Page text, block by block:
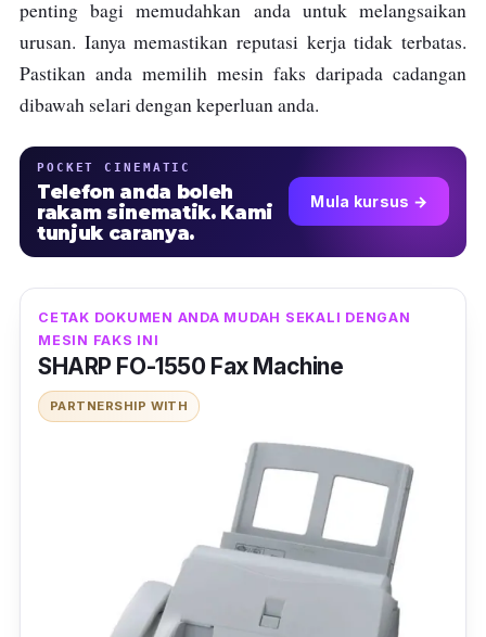
penting bagi memudahkan anda untuk melangsaikan
urusan. Ianya memastikan reputasi kerja tidak terbatas.
Pastikan anda memilih mesin faks daripada cadangan
dibawah selari dengan keperluan anda.
POCKET CINEMATIC
Telefon anda boleh
rakam sinematik. Kami
tunjuk caranya.
Mula kursus →
CETAK DOKUMEN ANDA MUDAH SEKALI DENGAN
MESIN FAKS INI
SHARP FO-1550 Fax Machine
PARTNERSHIP WITH